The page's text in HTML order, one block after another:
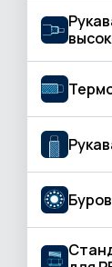
Рукава
и сварки
Бетон и
Вода и
Воздух
Газосварка
Горячая
КЛАСС
КЛАСС
КЛАСС